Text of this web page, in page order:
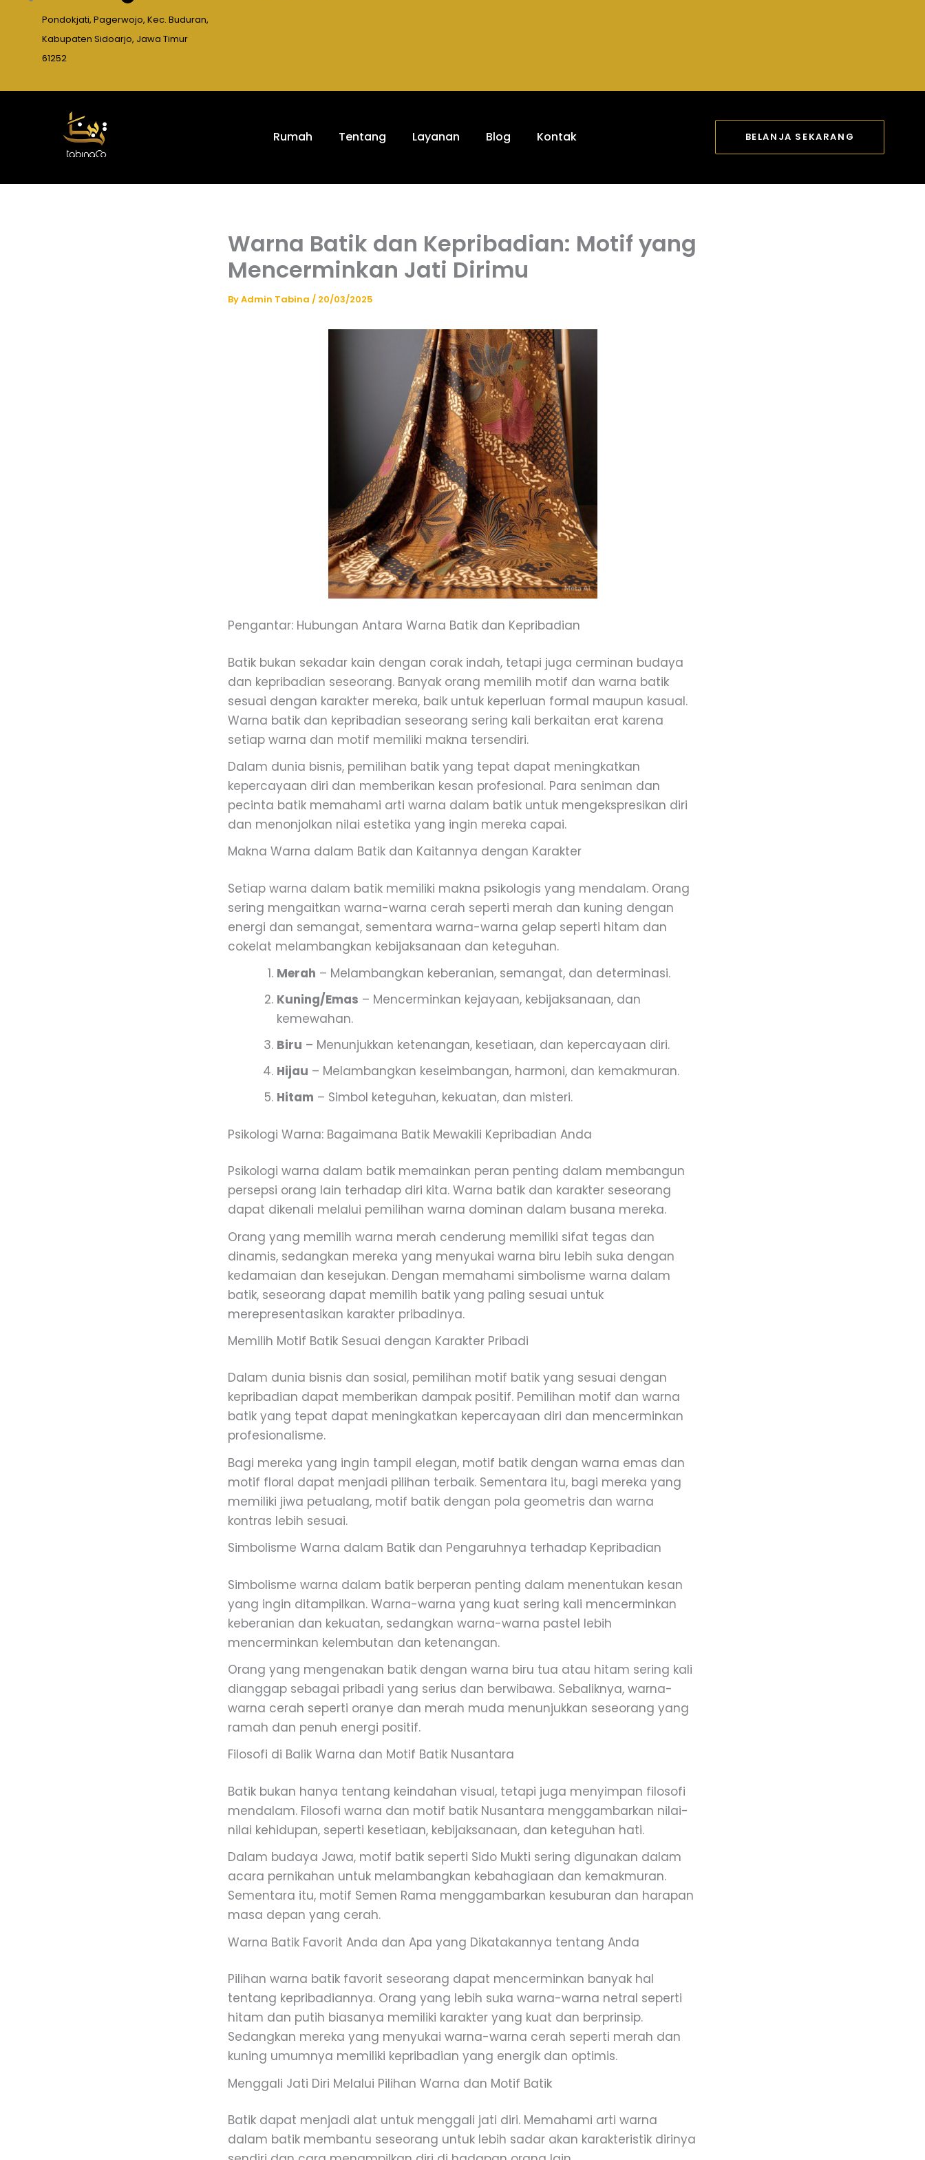
Pondokjati, Pagerwojo, Kec. Buduran,
Kabupaten Sidoarjo, Jawa Timur
61252
Rumah Tentang Layanan Blog Kontak BELANJA SEKARANG
Warna Batik dan Kepribadian: Motif yang
Mencerminkan Jati Dirimu
ByAdmin Tabina / 20/03/2025
Pengantar: Hubungan Antara Warna Batik dan Kepribadian
Batik bukan sekadar kain dengan corak indah, tetapi juga cerminan budaya
dan kepribadian seseorang. Banyak orang memilih motif dan warna batik
sesuai dengan karakter mereka, baik untuk keperluan formal maupun kasual.
Warna batik dan kepribadian seseorang sering kali berkaitan erat karena
setiap warna dan motif memiliki makna tersendiri.
Dalam dunia bisnis, pemilihan batik yang tepat dapat meningkatkan
kepercayaan diri dan memberikan kesan profesional. Para seniman dan
pecinta batik memahami arti warna dalam batik untuk mengekspresikan diri
dan menonjolkan nilai estetika yang ingin mereka capai.
Makna Warna dalam Batik dan Kaitannya dengan Karakter
Setiap warna dalam batik memiliki makna psikologis yang mendalam. Orang
sering mengaitkan warna-warna cerah seperti merah dan kuning dengan
energi dan semangat, sementara warna-warna gelap seperti hitam dan
cokelat melambangkan kebijaksanaan dan keteguhan.
Merah – Melambangkan keberanian, semangat, dan determinasi.
Kuning/Emas – Mencerminkan kejayaan, kebijaksanaan, dan
kemewahan.
Biru – Menunjukkan ketenangan, kesetiaan, dan kepercayaan diri.
Hijau – Melambangkan keseimbangan, harmoni, dan kemakmuran.
Hitam – Simbol keteguhan, kekuatan, dan misteri.
Psikologi Warna: Bagaimana Batik Mewakili Kepribadian Anda
Psikologi warna dalam batik memainkan peran penting dalam membangun
persepsi orang lain terhadap diri kita. Warna batik dan karakter seseorang
dapat dikenali melalui pemilihan warna dominan dalam busana mereka.
Orang yang memilih warna merah cenderung memiliki sifat tegas dan
dinamis, sedangkan mereka yang menyukai warna biru lebih suka dengan
kedamaian dan kesejukan. Dengan memahami simbolisme warna dalam
batik, seseorang dapat memilih batik yang paling sesuai untuk
merepresentasikan karakter pribadinya.
Memilih Motif Batik Sesuai dengan Karakter Pribadi
Dalam dunia bisnis dan sosial, pemilihan motif batik yang sesuai dengan
kepribadian dapat memberikan dampak positif. Pemilihan motif dan warna
batik yang tepat dapat meningkatkan kepercayaan diri dan mencerminkan
profesionalisme.
Bagi mereka yang ingin tampil elegan, motif batik dengan warna emas dan
motif floral dapat menjadi pilihan terbaik. Sementara itu, bagi mereka yang
memiliki jiwa petualang, motif batik dengan pola geometris dan warna
kontras lebih sesuai.
Simbolisme Warna dalam Batik dan Pengaruhnya terhadap Kepribadian
Simbolisme warna dalam batik berperan penting dalam menentukan kesan
yang ingin ditampilkan. Warna-warna yang kuat sering kali mencerminkan
keberanian dan kekuatan, sedangkan warna-warna pastel lebih
mencerminkan kelembutan dan ketenangan.
Orang yang mengenakan batik dengan warna biru tua atau hitam sering kali
dianggap sebagai pribadi yang serius dan berwibawa. Sebaliknya, warna-
warna cerah seperti oranye dan merah muda menunjukkan seseorang yang
ramah dan penuh energi positif.
Filosofi di Balik Warna dan Motif Batik Nusantara
Batik bukan hanya tentang keindahan visual, tetapi juga menyimpan filosofi
mendalam. Filosofi warna dan motif batik Nusantara menggambarkan nilai-
nilai kehidupan, seperti kesetiaan, kebijaksanaan, dan keteguhan hati.
Dalam budaya Jawa, motif batik seperti Sido Mukti sering digunakan dalam
acara pernikahan untuk melambangkan kebahagiaan dan kemakmuran.
Sementara itu, motif Semen Rama menggambarkan kesuburan dan harapan
masa depan yang cerah.
Warna Batik Favorit Anda dan Apa yang Dikatakannya tentang Anda
Pilihan warna batik favorit seseorang dapat mencerminkan banyak hal
tentang kepribadiannya. Orang yang lebih suka warna-warna netral seperti
hitam dan putih biasanya memiliki karakter yang kuat dan berprinsip.
Sedangkan mereka yang menyukai warna-warna cerah seperti merah dan
kuning umumnya memiliki kepribadian yang energik dan optimis.
Menggali Jati Diri Melalui Pilihan Warna dan Motif Batik
Batik dapat menjadi alat untuk menggali jati diri. Memahami arti warna
dalam batik membantu seseorang untuk lebih sadar akan karakteristik dirinya